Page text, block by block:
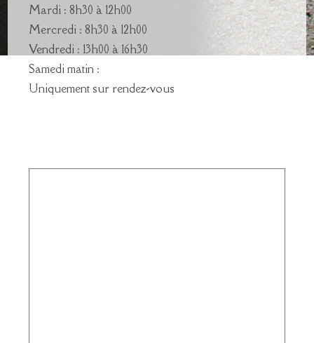
Mardi : 8h30 à 12h00
Mercredi : 8h30 à 12h00
Vendredi : 13h00 à 16h30
Samedi matin :
Uniquement sur rendez-vous